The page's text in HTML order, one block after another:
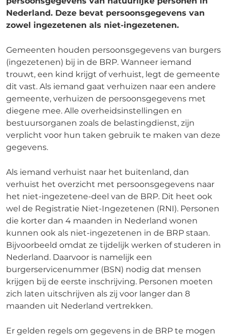
Nederland. Deze bevat persoonsgegevens van
zowel ingezetenen als niet-ingezetenen.
Gemeenten houden persoonsgegevens van burgers
(ingezetenen) bij in de BRP. Wanneer iemand
trouwt, een kind krijgt of verhuist, legt de gemeente
dit vast. Als iemand gaat verhuizen naar een andere
gemeente, verhuizen de persoonsgegevens met
diegene mee. Alle overheidsinstellingen en
bestuursorganen zoals de belastingdienst, zijn
verplicht voor hun taken gebruik te maken van deze
gegevens.
Als iemand verhuist naar het buitenland, dan
verhuist het overzicht met persoonsgegevens naar
het niet-ingezetene-deel van de BRP. Dit heet ook
wel de Registratie Niet-Ingezetenen (RNI). Personen
die korter dan 4 maanden in Nederland wonen
kunnen ook als niet-ingezetenen in de BRP staan.
Bijvoorbeeld omdat ze tijdelijk werken of studeren in
Nederland. Daarvoor is namelijk een
burgerservicenummer (BSN) nodig dat mensen
krijgen bij de eerste inschrijving. Personen moeten
zich laten uitschrijven als zij voor langer dan 8
maanden uit Nederland vertrekken.
Er gelden regels om gegevens in de BRP te mogen